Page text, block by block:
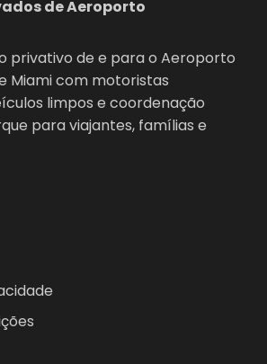
de Aeroporto
privativo de e para o Aeroporto
Miami com motoristas
limpos e coordenação
para viajantes, famílias e